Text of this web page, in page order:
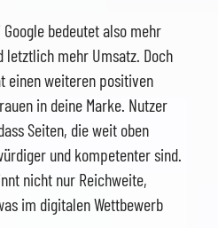
bedeutet also mehr
letztlich mehr Umsatz. Doch
einen weiteren positiven
in deine Marke. Nutzer
Seiten, die weit oben
und kompetenter sind.
nicht nur Reichweite,
im digitalen Wettbewerb